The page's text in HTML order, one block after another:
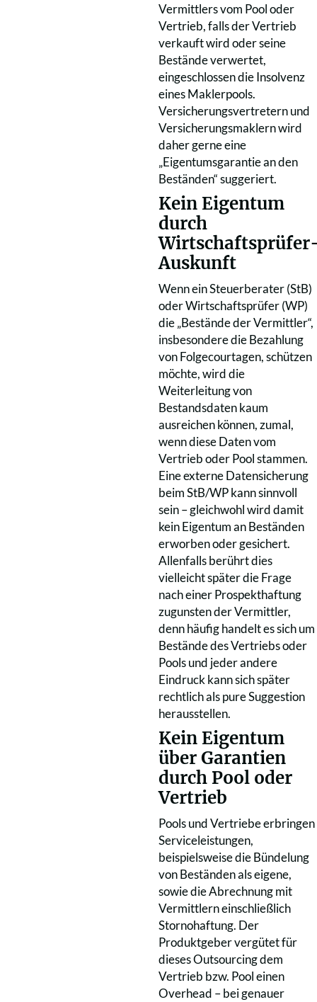
Vermittlers vom Pool oder
Vertrieb, falls der Vertrieb
verkauft wird oder seine
Bestände verwertet,
eingeschlossen die Insolvenz
eines Maklerpools.
Versicherungsvertretern und
Versicherungsmaklern wird
daher gerne eine
„Eigentumsgarantie an den
Beständen“ suggeriert.
Kein Eigentum
durch
Auskunft
Wenn ein Steuerberater (StB)
oder Wirtschaftsprüfer (WP)
die „Bestände der Vermittler“,
insbesondere die Bezahlung
von Folgecourtagen, schützen
möchte, wird die
Weiterleitung von
Bestandsdaten kaum
ausreichen können, zumal,
wenn diese Daten vom
Vertrieb oder Pool stammen.
Eine externe Datensicherung
beim StB/WP kann sinnvoll
sein – gleichwohl wird damit
kein Eigentum an Beständen
erworben oder gesichert.
Allenfalls berührt dies
vielleicht später die Frage
nach einer Prospekthaftung
zugunsten der Vermittler,
denn häufig handelt es sich um
Bestände des Vertriebs oder
Pools und jeder andere
Eindruck kann sich später
rechtlich als pure Suggestion
herausstellen.
Kein Eigentum
über Garantien
durch Pool oder
Vertrieb
Pools und Vertriebe erbringen
Serviceleistungen,
beispielsweise die Bündelung
von Beständen als eigene,
sowie die Abrechnung mit
Vermittlern einschließlich
Stornohaftung. Der
Produktgeber vergütet für
dieses Outsourcing dem
Vertrieb bzw. Pool einen
Overhead – bei genauer